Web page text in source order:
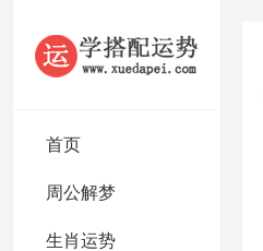
首页
周公解梦
生肖运势